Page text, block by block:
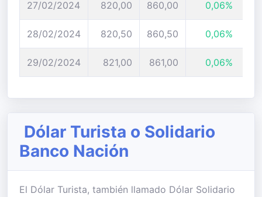
27/02/2024 820,00 860,00 0,06%
28/02/2024 820,50 860,50 0,06%
29/02/2024 821,00 861,00 0,06%
Dólar Turista o Solidario
Banco Nación
El Dólar Turista, también llamado Dólar Solidario